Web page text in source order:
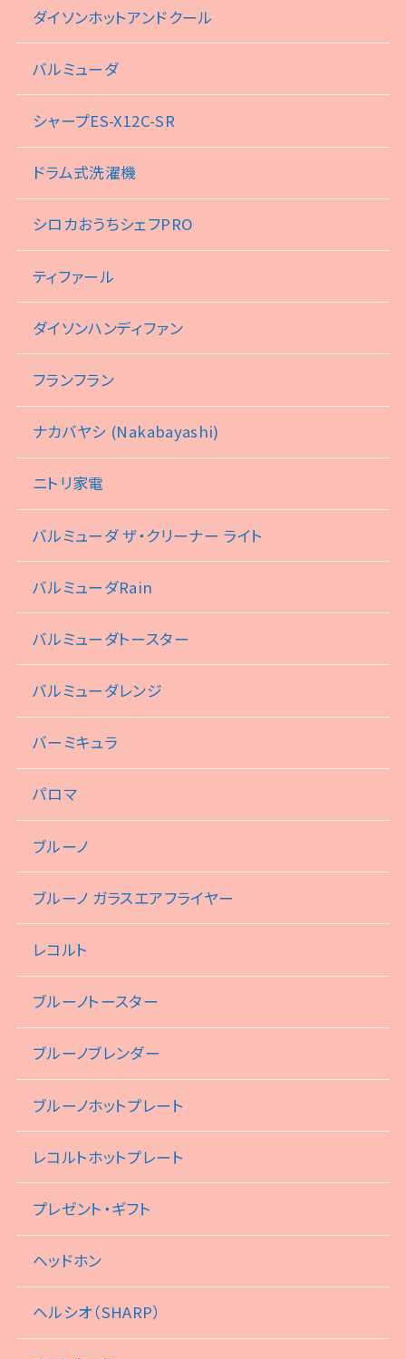
ダイソンホットアンドクール
バルミューダ
シャープES-X12C-SR
ドラム式洗濯機
シロカおうちシェフPRO
ティファール
ダイソンハンディファン
フランフラン
ナカバヤシ (Nakabayashi)
ニトリ家電
バルミューダ ザ・クリーナー ライト
バルミューダRain
バルミューダトースター
バルミューダレンジ
バーミキュラ
パロマ
ブルーノ
ブルーノ ガラスエアフライヤー
レコルト
ブルーノトースター
ブルーノブレンダー
ブルーノホットプレート
レコルトホットプレート
プレゼント・ギフト
ヘッドホン
ヘルシオ（SHARP）